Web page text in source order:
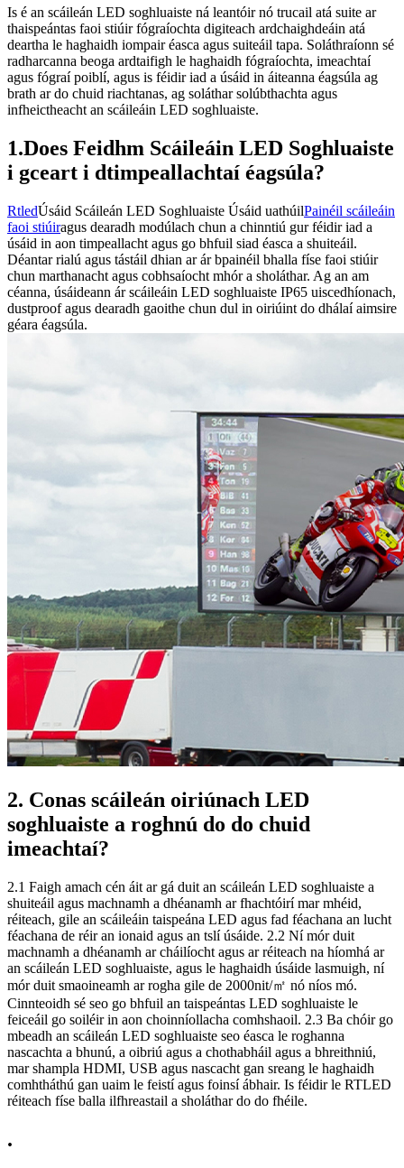
Is é an scáileán LED soghluaiste ná leantóir nó trucail atá suite ar
thaispeántas faoi stiúir fógraíochta digiteach ardchaighdeáin atá
deartha le haghaidh iompair éasca agus suiteáil tapa. Soláthraíonn sé
radharcanna beoga ardtaifigh le haghaidh fógraíochta, imeachtaí
agus fógraí poiblí, agus is féidir iad a úsáid in áiteanna éagsúla ag
brath ar do chuid riachtanas, ag soláthar solúbthachta agus
infheictheacht an scáileáin LED soghluaiste.
1.Does Feidhm Scáileáin LED Soghluaiste
i gceart i dtimpeallachtaí éagsúla?
RtledÚsáid Scáileán LED Soghluaiste Úsáid uathúilPainéil scáileáin
faoi stiúiragus dearadh modúlach chun a chinntiú gur féidir iad a
úsáid in aon timpeallacht agus go bhfuil siad éasca a shuiteáil.
Déantar rialú agus tástáil dhian ar ár bpainéil bhalla físe faoi stiúir
chun marthanacht agus cobhsaíocht mhór a sholáthar. Ag an am
céanna, úsáideann ár scáileáin LED soghluaiste IP65 uiscedhíonach,
dustproof agus dearadh gaoithe chun dul in oiriúint do dhálaí aimsire
géara éagsúla.
2. Conas scáileán oiriúnach LED
soghluaiste a roghnú do do chuid
imeachtaí?
2.1 Faigh amach cén áit ar gá duit an scáileán LED soghluaiste a
shuiteáil agus machnamh a dhéanamh ar fhachtóirí mar mhéid,
réiteach, gile an scáileáin taispeána LED agus fad féachana an lucht
féachana de réir an ionaid agus an tslí úsáide. 2.2 Ní mór duit
machnamh a dhéanamh ar cháilíocht agus ar réiteach na híomhá ar
an scáileán LED soghluaiste, agus le haghaidh úsáide lasmuigh, ní
mór duit smaoineamh ar rogha gile de 2000nit/㎡ nó níos mó.
Cinnteoidh sé seo go bhfuil an taispeántas LED soghluaiste le
feiceáil go soiléir in aon choinníollacha comhshaoil. 2.3 Ba chóir go
mbeadh an scáileán LED soghluaiste seo éasca le roghanna
nascachta a bhunú, a oibriú agus a chothabháil agus a bhreithniú,
mar shampla HDMI, USB agus nascacht gan sreang le haghaidh
comhtháthú gan uaim le feistí agus foinsí ábhair. Is féidir le RTLED
réiteach físe balla ilfhreastail a sholáthar do do fhéile.
.